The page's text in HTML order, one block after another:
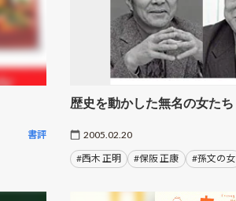
書評
歴史を動かした無名の女たち
2005.02.20
#西木 正明 #保阪 正康 #孫文の女